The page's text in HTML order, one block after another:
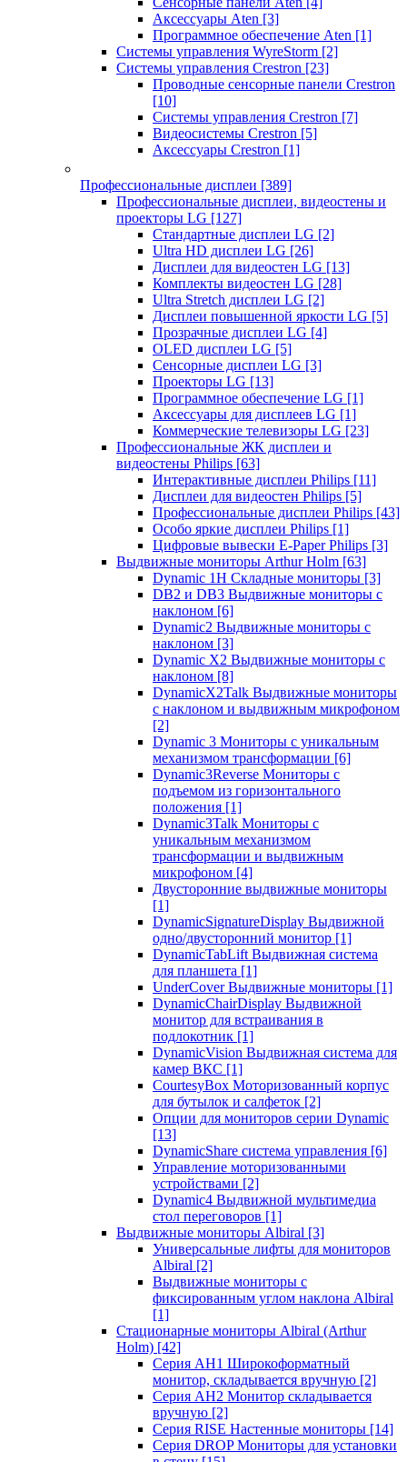
Аксессуары Aten [3]
Программное обеспечение Aten [1]
Системы управления WyreStorm [2]
Системы управления Crestron [23]
Проводные сенсорные панели Crestron
[10]
Системы управления Crestron [7]
Видеосистемы Crestron [5]
Аксессуары Crestron [1]
Профессиональные дисплеи [389]
Профессиональные дисплеи, видеостены и
проекторы LG [127]
Стандартные дисплеи LG [2]
Ultra HD дисплеи LG [26]
Дисплеи для видеостен LG [13]
Комплекты видеостен LG [28]
Ultra Stretch дисплеи LG [2]
Дисплеи повышенной яркости LG [5]
Прозрачные дисплеи LG [4]
OLED дисплеи LG [5]
Сенсорные дисплеи LG [3]
Проекторы LG [13]
Программное обеспечение LG [1]
Аксессуары для дисплеев LG [1]
Коммерческие телевизоры LG [23]
Профессиональные ЖК дисплеи и
видеостены Philips [63]
Интерактивные дисплеи Philips [11]
Дисплеи для видеостен Philips [5]
Профессиональные дисплеи Philips [43]
Особо яркие дисплеи Philips [1]
Цифровые вывески E-Paper Philips [3]
Выдвижные мониторы Arthur Holm [63]
Dynamic 1Н Складные мониторы [3]
DB2 и DB3 Выдвижные мониторы с
наклоном [6]
Dynamic2 Выдвижные мониторы с
наклоном [3]
Dynamic X2 Выдвижные мониторы с
наклоном [8]
DynamicX2Talk Выдвижные мониторы
с наклоном и выдвижным микрофоном
[2]
Dynamic 3 Мониторы с уникальным
механизмом трансформации [6]
Dynamic3Reverse Мониторы с
подъемом из горизонтального
положения [1]
Dynamic3Talk Мониторы с
уникальным механизмом
трансформации и выдвижным
микрофоном [4]
Двусторонние выдвижные мониторы
[1]
DynamicSignatureDisplay Выдвижной
одно/двусторонний монитор [1]
DynamicTabLift Выдвижная система
для планшета [1]
UnderCover Выдвижные мониторы [1]
DynamicChairDisplay Выдвижной
монитор для встраивания в
подлокотник [1]
DynamicVision Выдвижная система для
камер ВКС [1]
CourtesyBox Моторизованный корпус
для бутылок и салфеток [2]
Опции для мониторов серии Dynamic
[13]
DynamicShare система управления [6]
Управление моторизованными
устройствами [2]
Dynamic4 Выдвижной мультимедиа
стол переговоров [1]
Выдвижные мониторы Albiral [3]
Универсальные лифты для мониторов
Albiral [2]
Выдвижные мониторы с
фиксированным углом наклона Albiral
[1]
Стационарные мониторы Albiral (Arthur
Holm) [42]
Серия AH1 Широкоформатный
монитор, складывается вручную [2]
Серия AH2 Монитор складывается
вручную [2]
Серия RISE Настенные мониторы [14]
Серия DROP Мониторы для установки